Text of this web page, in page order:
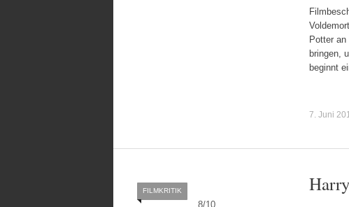
Potter
bringen,
beginnt
7. Juni
8/10
FILMKRITIK